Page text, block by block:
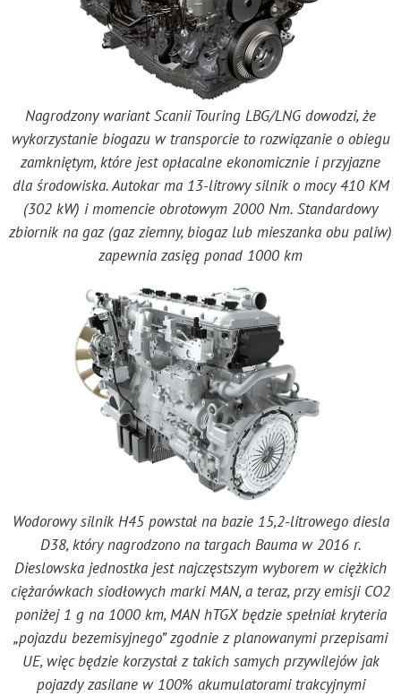
Nagrodzony wariant Scanii Touring LBG/LNG dowodzi, że
wykorzystanie biogazu w transporcie to rozwiązanie o obiegu
zamkniętym, które jest opłacalne ekonomicznie i przyjazne
dla środowiska. Autokar ma 13-litrowy silnik o mocy 410 KM
(302 kW) i momencie obrotowym 2000 Nm. Standardowy
zbiornik na gaz (gaz ziemny, biogaz lub mieszanka obu paliw)
zapewnia zasięg ponad 1000 km
Wodorowy silnik H45 powstał na bazie 15,2-litrowego diesla
D38, który nagrodzono na targach Bauma w 2016 r.
Dieslowska jednostka jest najczęstszym wyborem w ciężkich
ciężarówkach siodłowych marki MAN, a teraz, przy emisji CO2
poniżej 1 g na 1000 km, MAN hTGX będzie spełniał kryteria
„pojazdu bezemisyjnego” zgodnie z planowanymi przepisami
UE, więc będzie korzystał z takich samych przywilejów jak
pojazdy zasilane w 100% akumulatorami trakcyjnymi